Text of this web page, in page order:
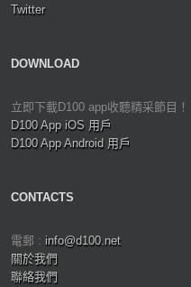
Twitter
DOWNLOAD
立即下載D100 app收聽精采節目！
D100 App iOS 用戶
D100 App Android 用戶
CONTACTS
電郵 : info@d100.net
關於我們
聯絡我們